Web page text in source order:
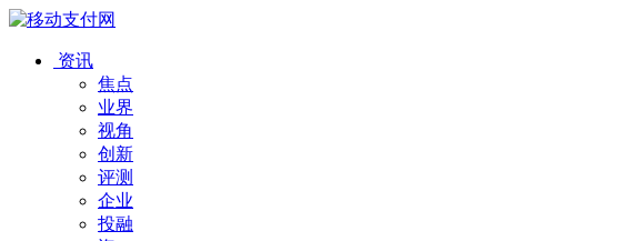
资讯
焦点
业界
视角
创新
评测
企业
投融